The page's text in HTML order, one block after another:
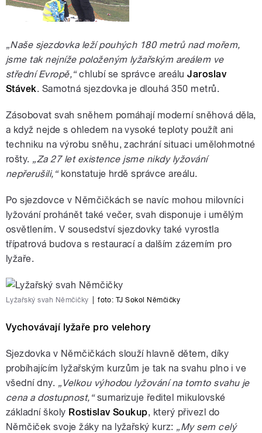
„Naše sjezdovka leží pouhých 180 metrů nad mořem,
jsme tak nejníže položeným lyžařským areálem ve
střední Evropě,“chlubí se správce areáluJaroslav
Stávek. Samotná sjezdovka je dlouhá 350 metrů.
Zásobovat svah sněhem pomáhají moderní sněhová děla,
a když nejde s ohledem na vysoké teploty použít ani
techniku na výrobu sněhu, zachrání situaci umělohmotné
rošty. „Za 27 let existence jsme nikdy lyžování
nepřerušili,“konstatuje hrdě správce areálu.
Po sjezdovce v Němčičkách se navíc mohou milovníci
lyžování prohánět také večer, svah disponuje i umělým
osvětlením. V sousedství sjezdovky také vyrostla
třípatrová budova s restaurací a dalším zázemím pro
lyžaře.
Lyžařský svah Němčičky foto: TJ Sokol Němčičky
Vychovávají lyžaře pro velehory
Sjezdovka v Němčičkách slouží hlavně dětem, díky
probíhajícím lyžařským kurzům je tak na svahu plno i ve
všední dny. „Velkou výhodou lyžování na tomto svahu je
cena a dostupnost,“sumarizuje ředitel mikulovské
základní školy Rostislav Soukup, který přivezl do
Němčiček svoje žáky na lyžařský kurz: „My sem celý